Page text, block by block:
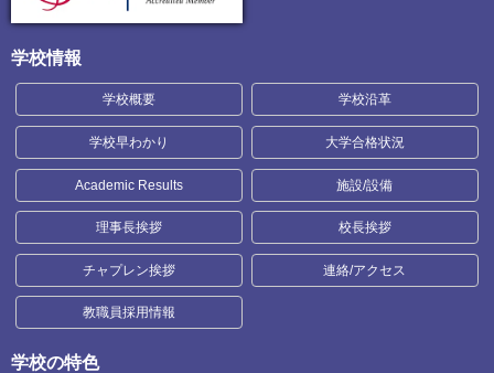
学校情報
学校概要 学校沿革
学校早わかり 大学合格状況
Academic Results 施設/設備
理事長挨拶 校長挨拶
チャプレン挨拶 連絡/アクセス
教職員採用情報
学校の特色